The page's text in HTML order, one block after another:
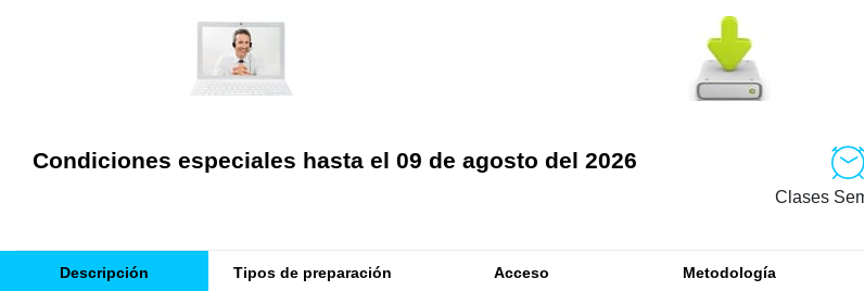
Condiciones especiales hasta el 09 de agosto del 2026
Clases
Descripción Tipos de preparación Acceso Metodología